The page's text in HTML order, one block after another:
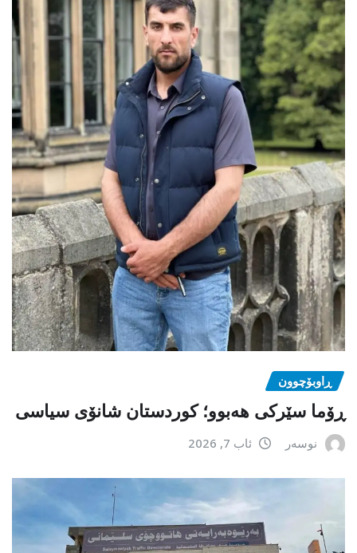
ڕاوبۆچوون
ڕۆما سێرکی هەبوو؛ کوردستان شانۆی سیاسی
نوسەر ئاب 7, 2026